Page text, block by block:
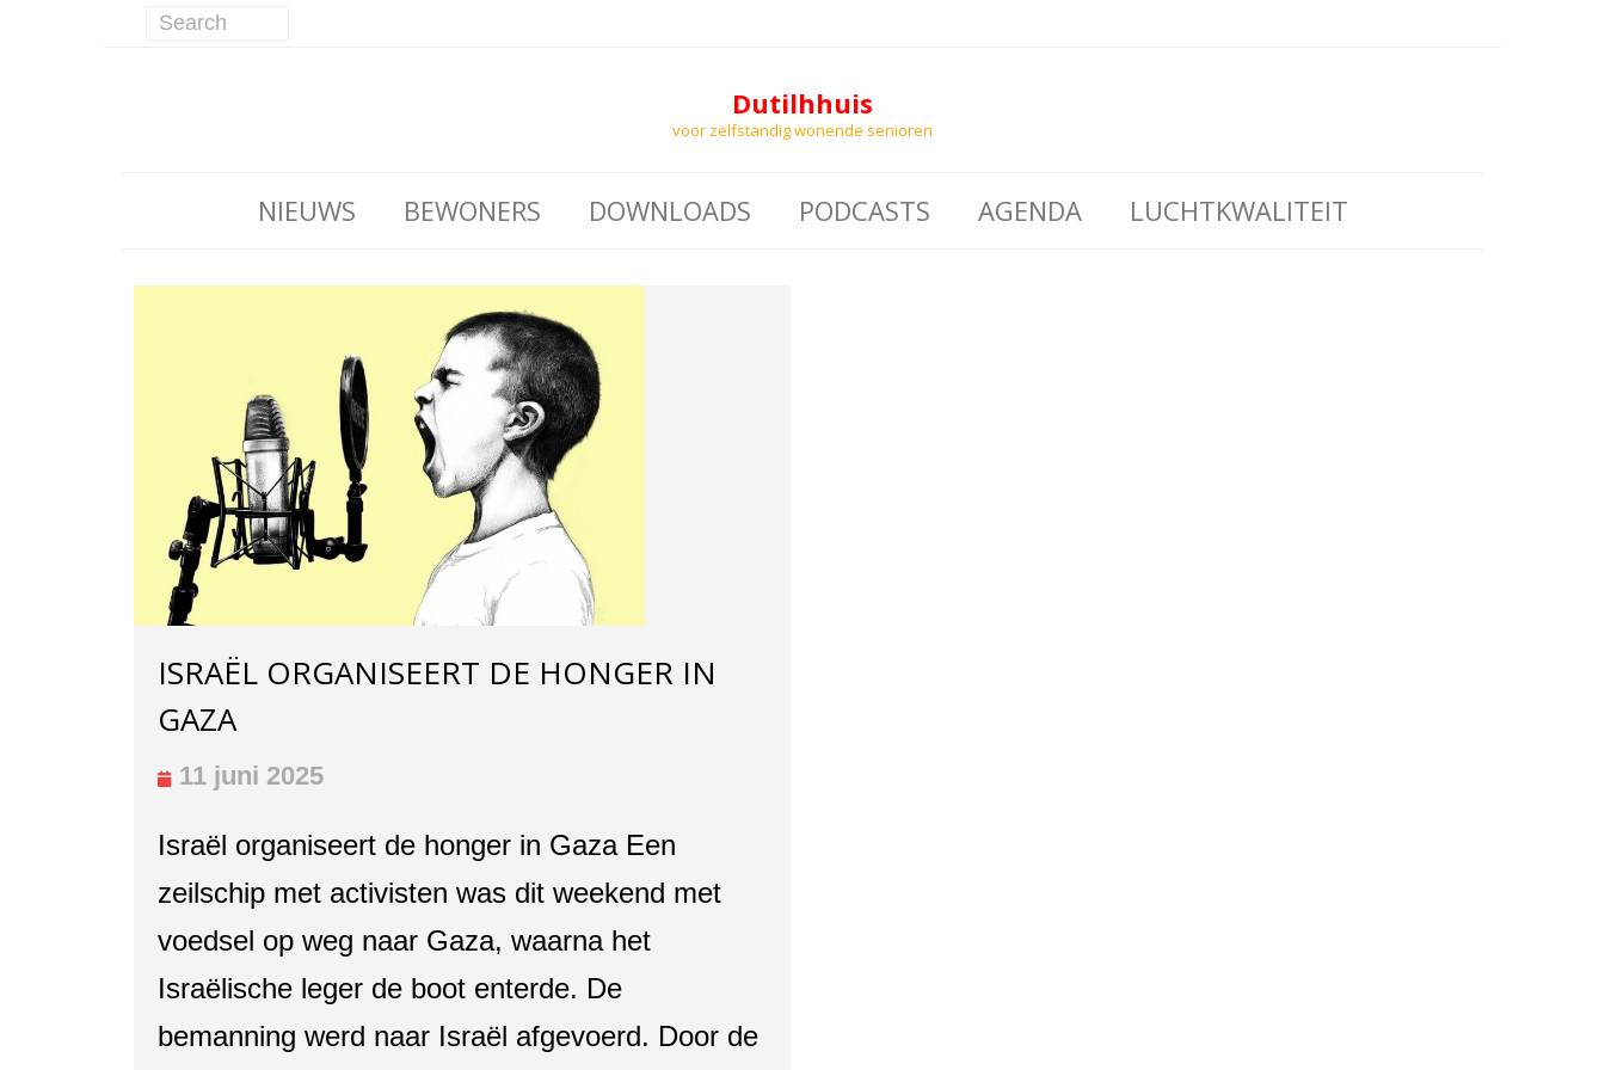
Dutilhhuis
voor zelfstandig wonende senioren
NIEUWS BEWONERS DOWNLOADS PODCASTS AGENDA LUCHTKWALITEIT
ISRAËL ORGANISEERT DE HONGER IN
GAZA
11 juni 2025
Israël organiseert de honger in Gaza Een
zeilschip met activisten was dit weekend met
voedsel op weg naar Gaza, waarna het
Israëlische leger de boot enterde. De
bemanning werd naar Israël afgevoerd. Door de